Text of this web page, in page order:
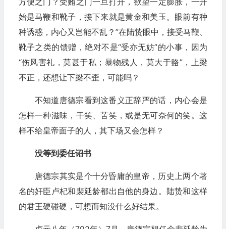
始是马鞭和靴子，接下来就是黄金和美玉。眼前有种
种诱惑，内心又岂能不乱？”在陆贽眼中，接受马鞭、
靴子之类的馈赠，绝对不是“受亦无妨”的小事，因为
“伤风害礼，莫甚于私；暴物残人，莫大于赂”，上梁
不正，还想让下梁不歪，可能吗？
不知道唐德宗看到这番义正辞严的话，内心会是
怎样一种滋味，干笑、苦笑，或是无可奈何的笑。这
样不给皇帝面子的人，其下场又会怎样？
没等到委任诏书
唐德宗其实是个十分昏庸的皇帝，历史上两个著
名的奸臣卢杞和裴延龄都出自他的身边。陆贽和这样
的君王硬碰硬，可想而知没什么好结果。